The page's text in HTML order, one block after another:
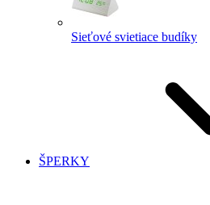
Sieťové svietiace budíky
ŠPERKY